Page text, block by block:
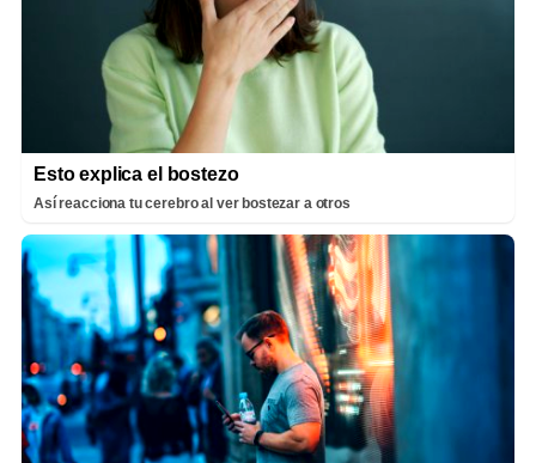
Esto explica el bostezo
Así reacciona tu cerebro al ver bostezar a otros